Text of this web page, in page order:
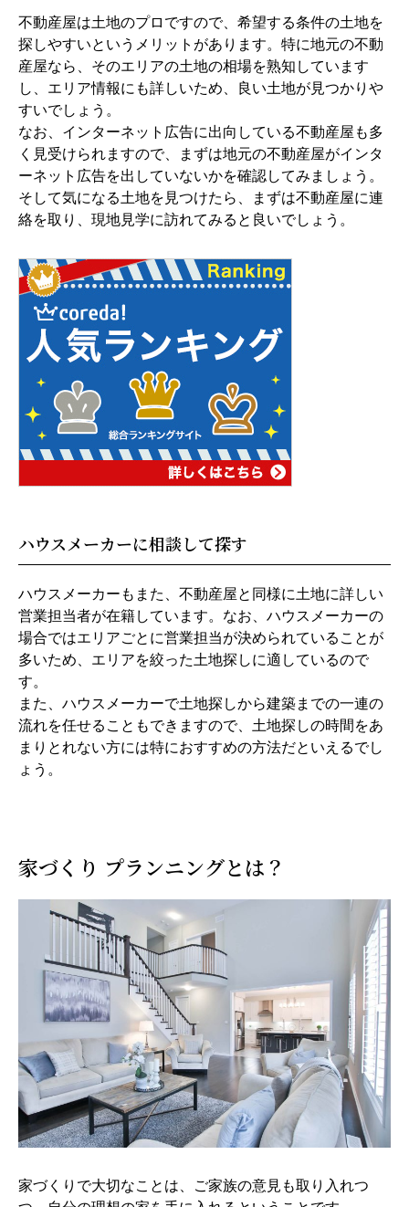
不動産屋は土地のプロですので、希望する条件の土地を
探しやすいというメリットがあります。特に地元の不動
産屋なら、そのエリアの土地の相場を熟知しています
し、エリア情報にも詳しいため、良い土地が見つかりや
すいでしょう。
なお、インターネット広告に出向している不動産屋も多
く見受けられますので、まずは地元の不動産屋がインタ
ーネット広告を出していないかを確認してみましょう。
そして気になる土地を見つけたら、まずは不動産屋に連
絡を取り、現地見学に訪れてみると良いでしょう。
ハウスメーカーに相談して探す
ハウスメーカーもまた、不動産屋と同様に土地に詳しい
営業担当者が在籍しています。なお、ハウスメーカーの
場合ではエリアごとに営業担当が決められていることが
多いため、エリアを絞った土地探しに適しているので
す。
また、ハウスメーカーで土地探しから建築までの一連の
流れを任せることもできますので、土地探しの時間をあ
まりとれない方には特におすすめの方法だといえるでし
ょう。
家づくり プランニングとは？
家づくりで大切なことは、ご家族の意見も取り入れつ